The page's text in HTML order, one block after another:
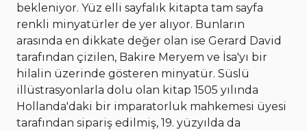
bekleniyor. Yüz elli sayfalık kitapta tam sayfa
renkli minyatürler de yer alıyor. Bunların
arasında en dikkate değer olan ise Gerard David
tarafından çizilen, Bakire Meryem ve İsa'yı bir
hilalin üzerinde gösteren minyatür. Süslü
illüstrasyonlarla dolu olan kitap 1505 yılında
Hollanda'daki bir imparatorluk mahkemesi üyesi
tarafından sipariş edilmiş, 19. yüzyılda da